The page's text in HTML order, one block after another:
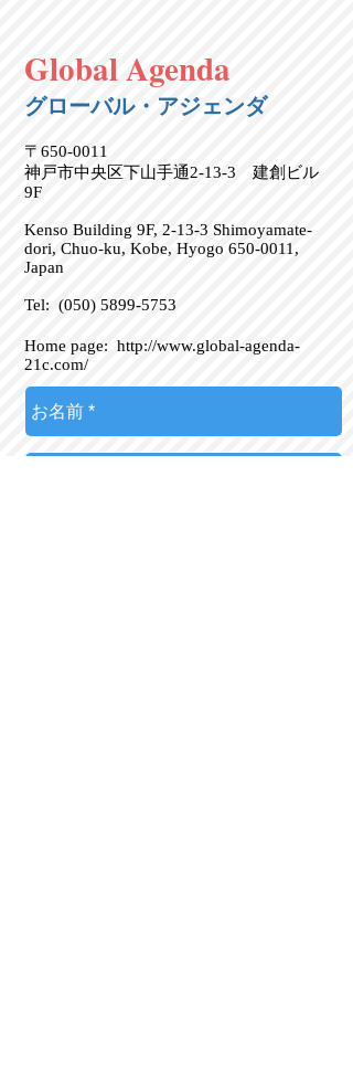
Global Agenda
グローバル・アジェンダ
〒650-0011
神戸市中央区下山手通2-13-3 建創ビル
9F
Kenso Building 9F, 2-13-3 Shimoyamate-
dori, Chuo-ku, Kobe, Hyogo 650-0011 ,
Japan
Tel: (050) 5899-5753
Home page: http://www.global-agenda-
21c.com/